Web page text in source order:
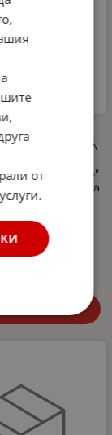
дюза 1 л
Foam
Connect 1/4"
на струята
на
20.13
от